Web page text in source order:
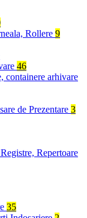
Rollere 9
46
containere arhivare
de Prezentare 3
Repertoare
35